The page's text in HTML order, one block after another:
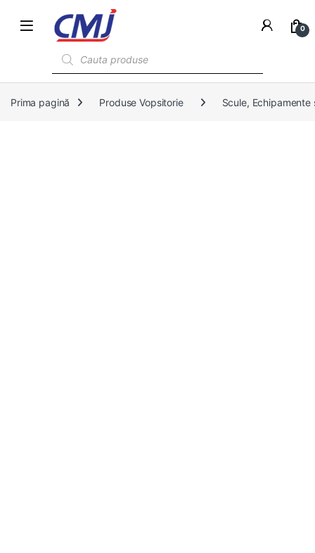
0
Prima pagină Produse Vopsitorie Scule, Echipamente